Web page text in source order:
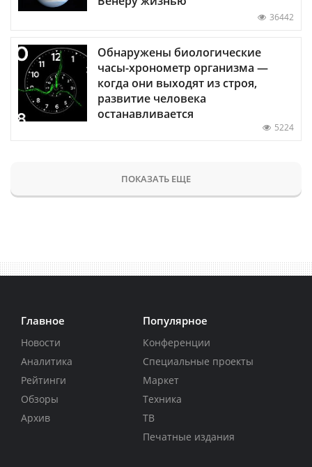
36442
Обнаружены биологические
часы-хронометр организма —
когда они выходят из строя,
развитие человека
останавливается
5224
ПОКАЗАТЬ ЕЩЕ
Главное
Новости
Аналитика
Рейтинги
Обзоры
Архив
Популярное
Конференции
Специальные проекты
Маркет
Техника
ТВ
Печатные издания